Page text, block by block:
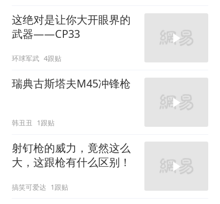
这绝对是让你大开眼界的
武器——CP33
环球军武 4跟贴
瑞典古斯塔夫M45冲锋枪
韩丑丑 1跟贴
射钉枪的威力，竟然这么
大，这跟枪有什么区别！
搞笑可爱达 1跟贴